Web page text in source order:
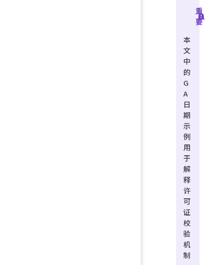
重
要
本
文
中
的
G
A
日
期
示
例
用
于
解
释
许
可
证
校
验
机
制